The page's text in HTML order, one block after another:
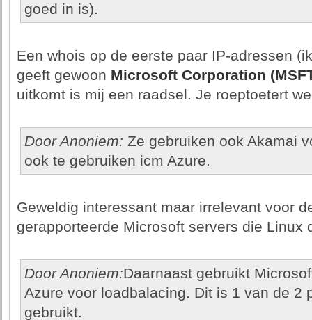
goed in is).
Een whois op de eerste paar IP-adressen
geeft gewoon Microsoft Corporation
uitkomt is mij een raadsel. Je roeptoetert
Door Anoniem: Ze gebruiken ook Akamai
ook te gebruiken icm Azure.
Geweldig interessant maar irrelevant voor
gerapporteerde Microsoft servers die Linux
Door Anoniem:Daarnaast gebruikt
Azure voor loadbalacing. Dit is 1 van de 2
gebruikt.